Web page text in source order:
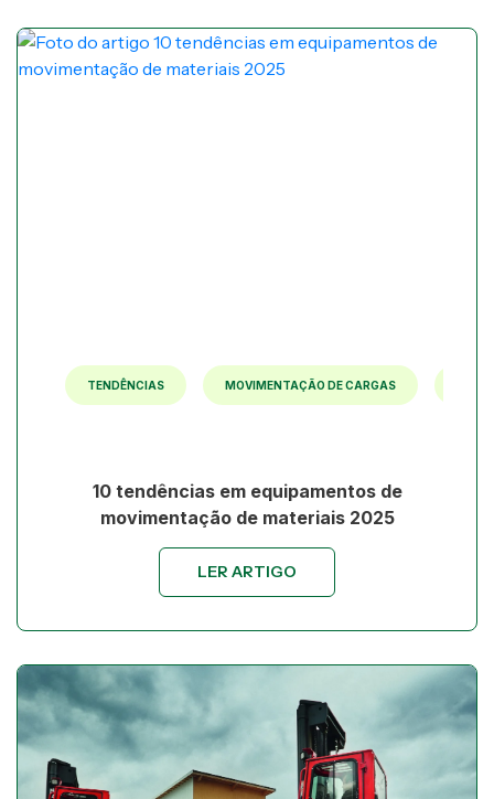
TENDÊNCIAS MOVIMENTAÇÃO DE CARGAS
10 tendências em equipamentos de
movimentação de materiais 2025
LER ARTIGO